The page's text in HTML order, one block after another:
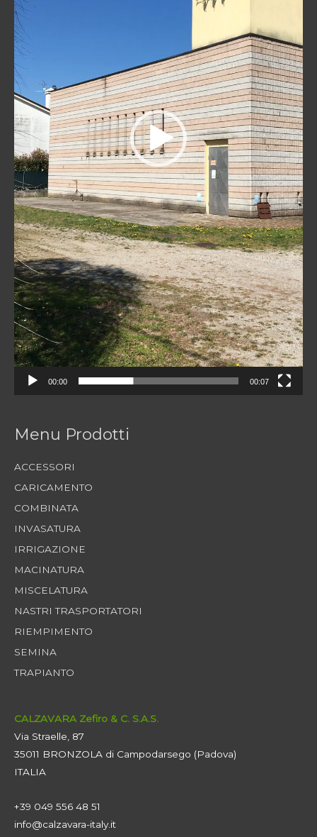
00:00 00:07
Menu Prodotti
ACCESSORI
CARICAMENTO
COMBINATA
INVASATURA
IRRIGAZIONE
MACINATURA
MISCELATURA
NASTRI TRASPORTATORI
RIEMPIMENTO
SEMINA
TRAPIANTO
CALZAVARA Zefiro & C. S.A.S.
Via Straelle, 87
35011 BRONZOLA di Campodarsego (Padova)
ITALIA
+39 049 556 48 51
info@calzavara-italy.it